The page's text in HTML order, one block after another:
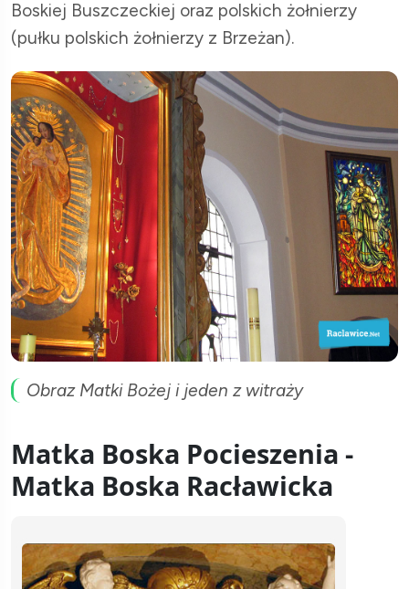
Boskiej Buszczeckiej oraz polskich żołnierzy
(pułku polskich żołnierzy z Brzeżan).
Obraz Matki Bożej i jeden z witraży
Matka Boska Pocieszenia -
Matka Boska Racławicka